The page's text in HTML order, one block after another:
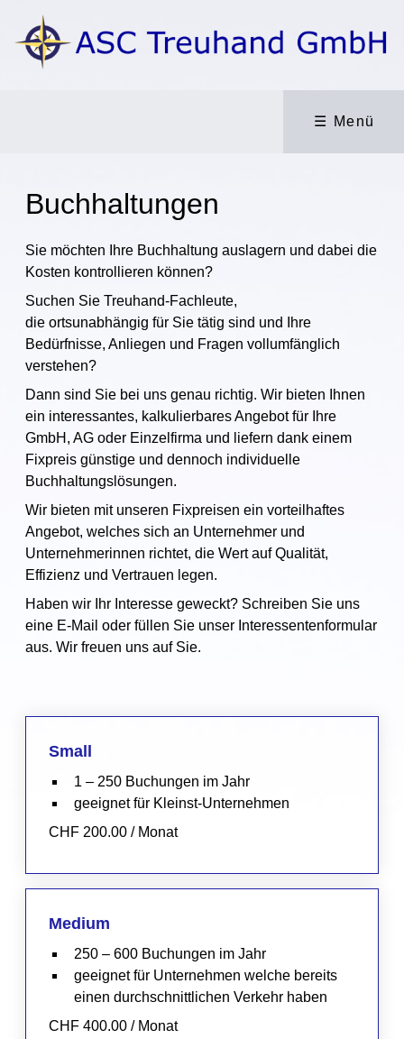
☰ Menü
Buchhaltungen
Sie möchten Ihre Buchhaltung auslagern und dabei die
Kosten kontrollieren können?
Suchen Sie Treuhand-Fachleute,
die ortsunabhängig für Sie tätig sind und Ihre
Bedürfnisse, Anliegen und Fragen vollumfänglich
verstehen?
Dann sind Sie bei uns genau richtig. Wir bieten Ihnen
ein interessantes, kalkulierbares Angebot für Ihre
GmbH, AG oder Einzelfirma und liefern dank einem
Fixpreis günstige und dennoch individuelle
Buchhaltungslösungen.
Wir bieten mit unseren Fixpreisen ein vorteilhaftes
Angebot, welches sich an Unternehmer und
Unternehmerinnen richtet, die Wert auf Qualität,
Effizienz und Vertrauen legen.
Haben wir Ihr Interesse geweckt? Schreiben Sie uns
eine E-Mail oder füllen Sie unser Interessentenformular
aus. Wir freuen uns auf Sie.
Small
1 – 250 Buchungen im Jahr
geeignet für Kleinst-Unternehmen
CHF 200.00 / Monat
Medium
250 – 600 Buchungen im Jahr
geeignet für Unternehmen welche bereits
einen durchschnittlichen Verkehr haben
CHF 400.00 / Monat